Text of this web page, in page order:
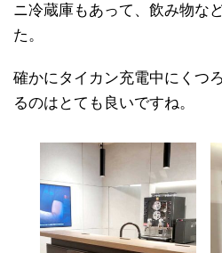
ニ冷蔵庫もあって、飲み物な
た。
確かにタイカン充電中にくつ
るのはとても良いですね。